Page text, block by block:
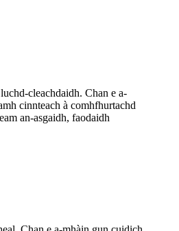
cleachdaidh. Chan e a-
cinnteach à comhfhurtachd
an-asgaidh, faodaidh